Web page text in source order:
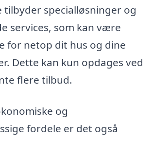
tilbyder specialløsninger og
services, som kan være
for netop dit hus og dine
Dette kan kun opdages ved
flere tilbud.
og
fordele er det også